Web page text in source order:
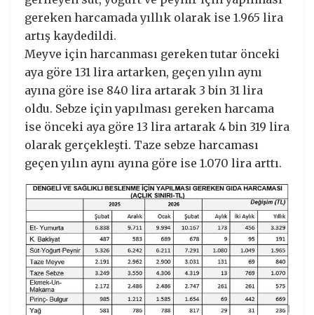
gereken harcamada yıllık olarak ise 1.965 lira
artış kaydedildi.
Meyve için harcanması gereken tutar önceki
aya göre 131 lira artarken, geçen yılın aynı
ayına göre ise 840 lira artarak 3 bin 31 lira
oldu. Sebze için yapılması gereken harcama
ise önceki aya göre 13 lira artarak 4 bin 319 lira
olarak gerçekleşti. Taze sebze harcaması
geçen yılın aynı ayına göre ise 1.070 lira arttı.